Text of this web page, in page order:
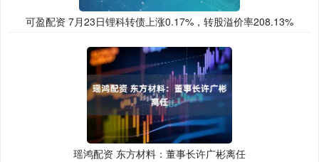
可盈配资 7月23日锂科转债上涨0.17%，转股溢价率208.13%
瑶鸿配资 东方材料：董事长许广彬离任